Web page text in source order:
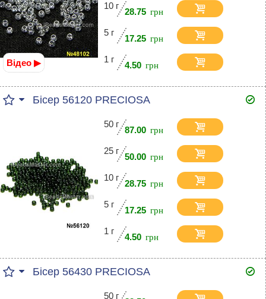
Відео ▶
10 г
28.75
5 г
17.25
1 г
4.50
Бісер 56120 PRECIOSA
50 г
87.00
25 г
50.00
10 г
28.75
5 г
17.25
1 г
4.50
Бісер 56430 PRECIOSA
50 г